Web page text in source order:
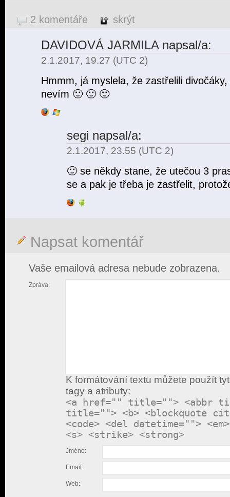
2 komentáře skrýt
DAVIDOVÁ JARMILAnapsal/a:
2.1.2017, 19.27 (UTC 2)
Hmmm, já myslela, že zastřelili
nevím 🙂 🙂 🙂
segi napsal/a:
2.1.2017, 23.55 (UTC 2)
🙂 se někdy stane, že utečou 3
se a pak je třeba je zastřelit,
Napsat komentář
Vaše emailová adresa nebude zobrazena.
Zpráva:
K formátování textu můžete použít
tagy a atributy:
<a href="" title=""> <abbr
title=""> <b> <blockquote
<code> <del datetime="">
<s> <strike> <strong>
Jméno:
Email:
Web: